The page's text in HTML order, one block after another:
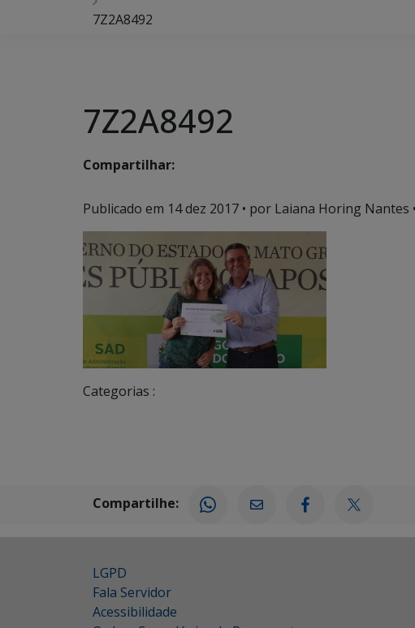
7Z2A8492
7Z2A8492
Compartilhar:
Publicado em 14 dez 2017 • por Laiana Horing Nantes •
Categorias :
Compartilhe:
LGPD
Fala Servidor
Acessibilidade